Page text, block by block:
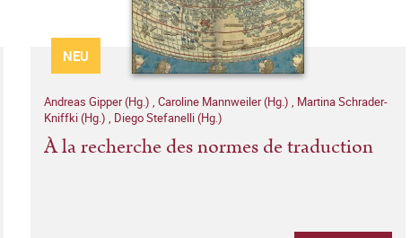
NEU
Andreas Gipper (Hg.) , Caroline Mannweiler (Hg.) , Martina Schrader-
Kniffki (Hg.) , Diego Stefanelli (Hg.)
À la recherche des normes de traduction